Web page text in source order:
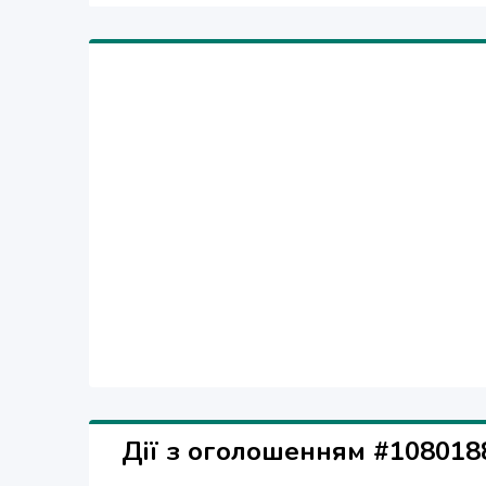
Дії з оголошенням